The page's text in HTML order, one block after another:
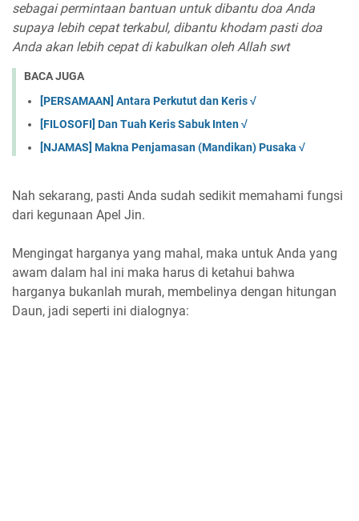
sebagai permintaan bantuan untuk dibantu doa Anda
supaya lebih cepat terkabul, dibantu khodam pasti doa
Anda akan lebih cepat di kabulkan oleh Allah swt
BACA JUGA
[PERSAMAAN] Antara Perkutut dan Keris √
[FILOSOFI] Dan Tuah Keris Sabuk Inten √
[NJAMAS] Makna Penjamasan (Mandikan) Pusaka √
Nah sekarang, pasti Anda sudah sedikit memahami fungsi
dari kegunaan Apel Jin.
Mengingat harganya yang mahal, maka untuk Anda yang
awam dalam hal ini maka harus di ketahui bahwa
harganya bukanlah murah, membelinya dengan hitungan
Daun, jadi seperti ini dialognya: